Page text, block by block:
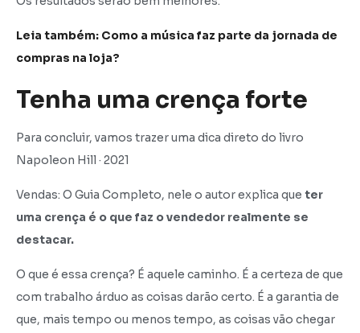
Leia também: Como a música faz parte da jornada de
compras na loja?
Tenha uma crença forte
Para concluir, vamos trazer uma dica direto do livro
Napoleon Hill · 2021
Vendas: O Guia Completo, nele o autor explica que ter
uma crença é o que faz o vendedor realmente se
destacar.
O que é essa crença? É aquele caminho. É a certeza de que
com trabalho árduo as coisas darão certo. É a garantia de
que, mais tempo ou menos tempo, as coisas vão chegar